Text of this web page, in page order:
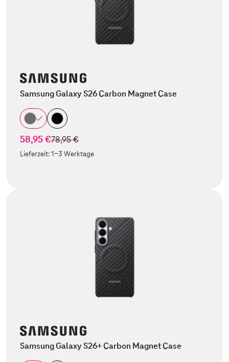
Samsung Galaxy S26 Carbon Magnet Case
58,95 €statt
78,95 €
Lieferzeit:1-3 Werktage
Samsung Galaxy S26+ Carbon Magnet Case